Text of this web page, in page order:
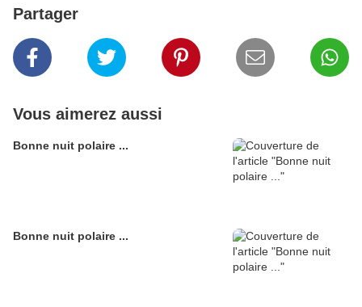
Partager
Vous aimerez aussi
Bonne nuit polaire ...
Bonne nuit polaire ...